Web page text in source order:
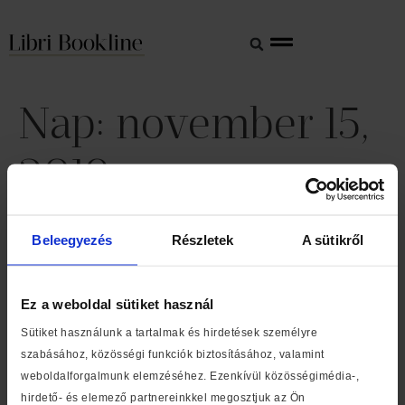
Beleegyezés Részletek A sütikről
Ez a weboldal sütiket használ
Sütiket használunk a tartalmak és hirdetések személyre
szabásához, közösségi funkciók biztosításához, valamint
weboldalforgalmunk elemzéséhez. Ezenkívül közösségimédia-,
hirdető- és elemező partnereinkkel megosztjuk az Ön
Nap: november 15,
2019
Ma éjfélig szavazhatsz a
kedvenc gyerekkönyvedre
A Bookline és az UNICEF Magyarország által alapított
Szívünk rajta program már öt éve segíti a szülők
könyvválasztását, hogy megtalálhassák a legizgalmasabb
gyerek- és ifjúsági köteteket. Idén a közönséget is
bevonják a programba, és arra kérik az olvasókat, hogy